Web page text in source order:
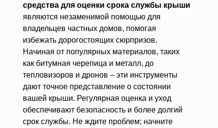
средства для оценки срока службы крыши
являются незаменимой помощью для
владельцев частных домов, помогая
избежать дорогостоящих сюрпризов.
Начиная от популярных материалов, таких
как битумная черепица и металл, до
тепловизоров и дронов – эти инструменты
дают точное представление о состоянии
вашей крыши. Регулярная оценка и уход
обеспечивают безопасность и более долгий
срок службы. Не ждите проблем; начните